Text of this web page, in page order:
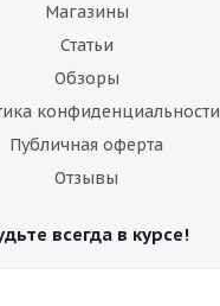
Магазины
Статьи
Обзоры
конфиденциальности
Публичная оферта
Отзывы
всегда в курсе!